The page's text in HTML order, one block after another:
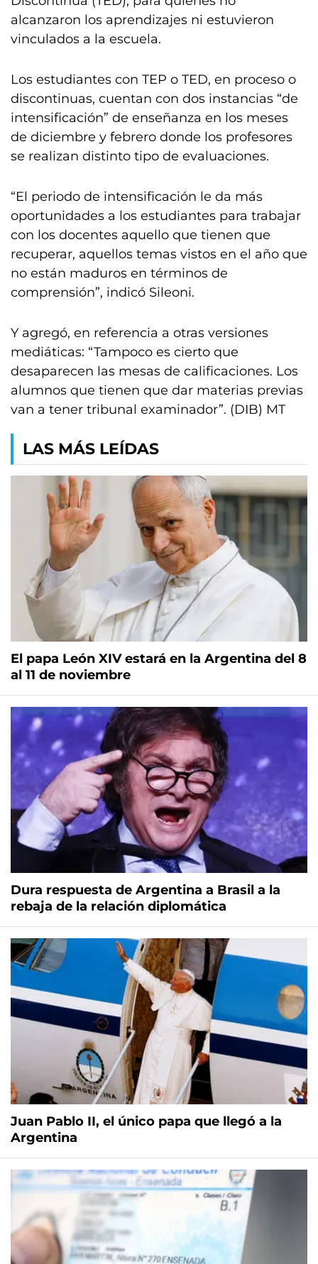
alcanzaron los aprendizajes ni estuvieron
vinculados a la escuela.
Los estudiantes con TEP o TED, en proceso o
discontinuas, cuentan con dos instancias “de
intensificación” de enseñanza en los meses
de diciembre y febrero donde los profesores
se realizan distinto tipo de evaluaciones.
“El periodo de intensificación le da más
oportunidades a los estudiantes para trabajar
con los docentes aquello que tienen que
recuperar, aquellos temas vistos en el año que
no están maduros en términos de
comprensión”, indicó Sileoni.
Y agregó, en referencia a otras versiones
mediáticas: “Tampoco es cierto que
desaparecen las mesas de calificaciones. Los
alumnos que tienen que dar materias previas
van a tener tribunal examinador”. (DIB) MT
LAS MÁS LEÍDAS
El papa León XIV estará en la Argentina del 8
al 11 de noviembre
Dura respuesta de Argentina a Brasil a la
rebaja de la relación diplomática
Juan Pablo II, el único papa que llegó a la
Argentina